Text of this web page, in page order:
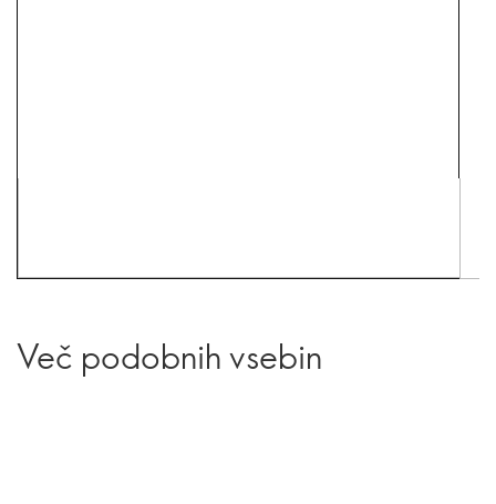
Več podobnih vsebin